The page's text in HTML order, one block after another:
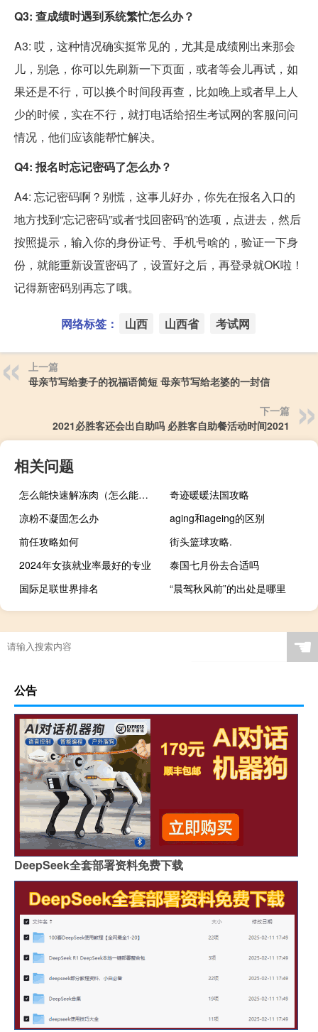
Q3: 查成绩时遇到系统繁忙怎么办？
A3: 哎，这种情况确实挺常见的，尤其是成绩刚出来那会
儿，别急，你可以先刷新一下页面，或者等会儿再试，如
果还是不行，可以换个时间段再查，比如晚上或者早上人
少的时候，实在不行，就打电话给招生考试网的客服问问
情况，他们应该能帮忙解决。
Q4: 报名时忘记密码了怎么办？
A4: 忘记密码啊？别慌，这事儿好办，你先在报名入口的
地方找到“忘记密码”或者“找回密码”的选项，点进去，然后
按照提示，输入你的身份证号、手机号啥的，验证一下身
份，就能重新设置密码了，设置好之后，再登录就OK啦！
记得新密码别再忘了哦。
网络标签： 山西 山西省 考试网
上一篇
母亲节写给妻子的祝福语简短 母亲节写给老婆的一封信
下一篇
2021必胜客还会出自助吗 必胜客自助餐活动时间2021
相关问题
怎么能快速解冻肉（怎么能快速怀孕）
奇迹暖暖法国攻略
凉粉不凝固怎么办
aging和ageing的区别
前任攻略如何
街头篮球攻略.
2024年女孩就业率最好的专业
泰国七月份去合适吗
国际足联世界排名
“晨驾秋风前”的出处是哪里
☚
公告
DeepSeek全套部署资料免费下载